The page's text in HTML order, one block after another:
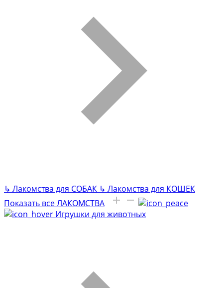
↳ Лакомства для СОБАК ↳ Лакомства для КОШЕК
Показать все ЛАКОМСТВА
Игрушки для животных